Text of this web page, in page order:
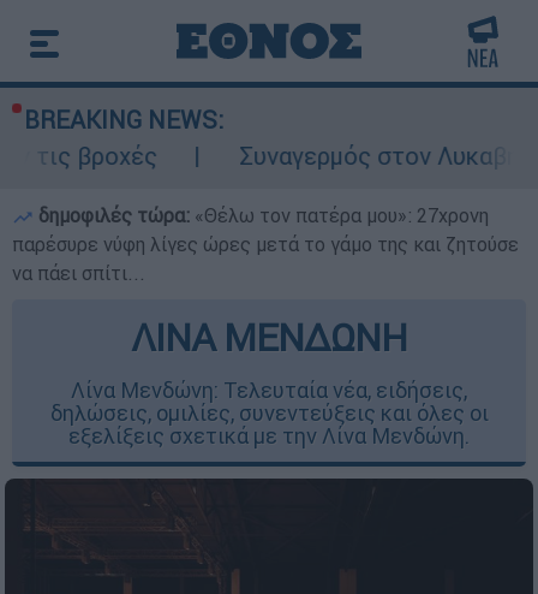
BREAKING NEWS:
Συναγερμός στον Λυκαβηττό: Σορός
δημοφιλές τώρα: «Θέλω τον πατέρα μου»: 27χρονη
παρέσυρε νύφη λίγες ώρες μετά το γάμο της και ζητούσε
να πάει σπίτι...
ΛΙΝΑ ΜΕΝΔΩΝΗ
Λίνα Μενδώνη: Τελευταία νέα, ειδήσεις,
δηλώσεις, ομιλίες, συνεντεύξεις και όλες οι
εξελίξεις σχετικά με την Λίνα Μενδώνη.